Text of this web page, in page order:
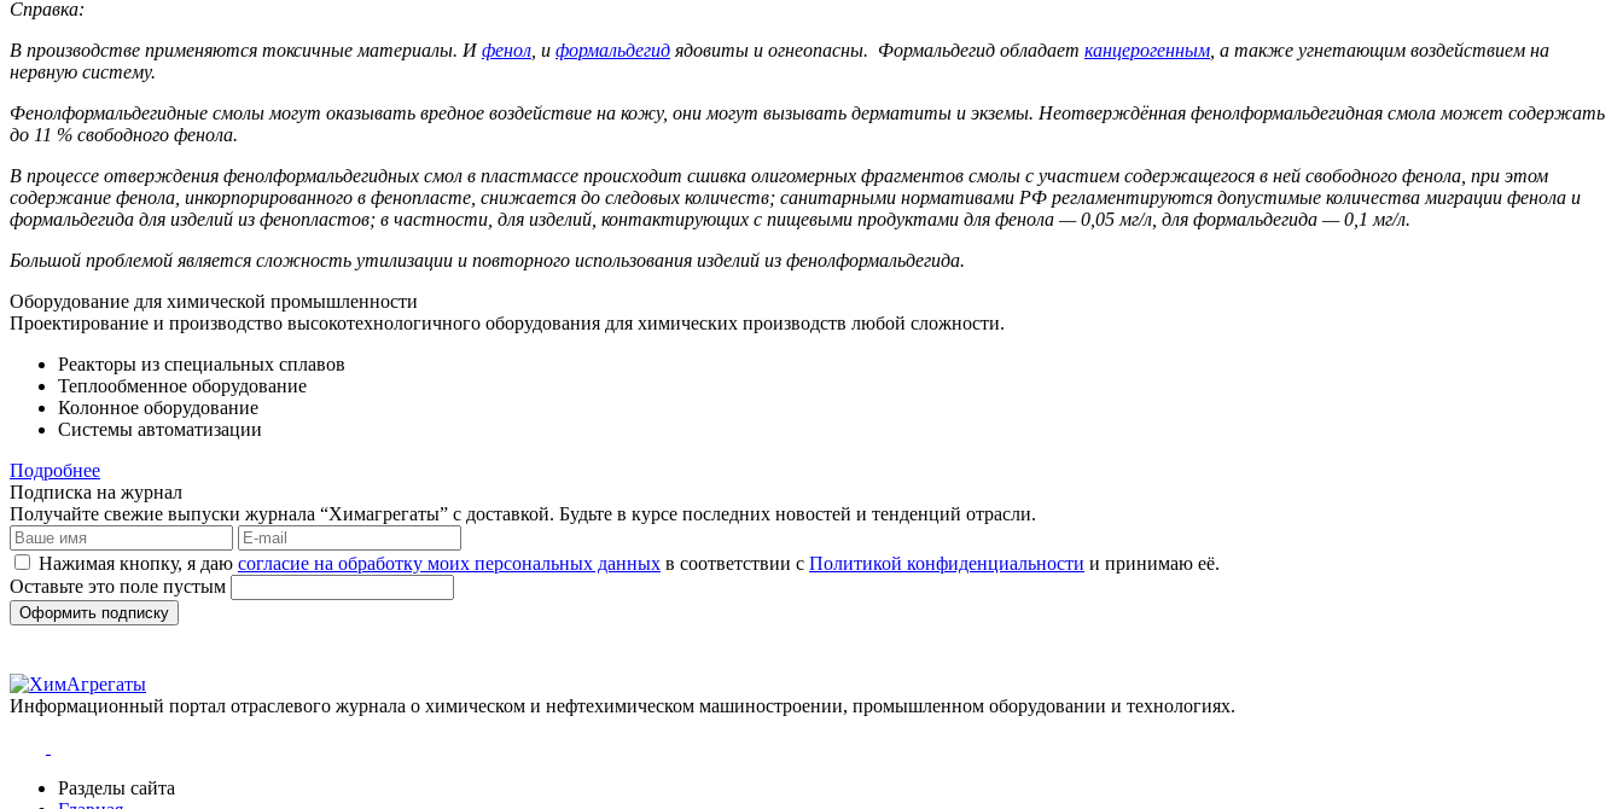
Справка:
В производстве применяются токсичные материалы. Ифенол , и формальдегид ядовиты и огнеопасны. Формальдегид обладает канцерогенным , а также угнетающим воздействием на
нервную систему.
Фенолформальдегидные смолы могут оказывать вредное воздействие на кожу, они могут вызывать дерматиты и экземы. Неотверждённая фенолформальдегидная смола может содержать
до 11 % свободного фенола.
В процессе отверждения фенолформальдегидных смол в пластмассе происходит сшивка олигомерных фрагментов смолы с участием содержащегося в ней свободного фенола, при этом
содержание фенола, инкорпорированного в фенопласте, снижается до следовых количеств; санитарными нормативами РФ регламентируются допустимые количества миграции фенола и
формальдегида для изделий из фенопластов; в частности, для изделий, контактирующих с пищевыми продуктами для фенола — 0,05 мг/л, для формальдегида — 0,1 мг/л.
Большой проблемой является сложность утилизации и повторного использования изделий из фенолформальдегида.
Оборудование для химической промышленности
Проектирование и производство высокотехнологичного оборудования для химических производств любой сложности.
Реакторы из специальных сплавов
Теплообменное оборудование
Колонное оборудование
Системы автоматизации
Подробнее
Подписка на журнал
Получайте свежие выпуски журнала “Химагрегаты” с доставкой. Будьте в курсе последних новостей и тенденций отрасли.
Нажимая кнопку, я даю согласие на обработку моих персональных данных в соответствии с Политикой конфиденциальности и принимаю её.
Оставьте это поле пустым
Оформить подписку
Информационный портал отраслевого журнала о химическом и нефтехимическом машиностроении, промышленном оборудовании и технологиях.
Разделы сайта